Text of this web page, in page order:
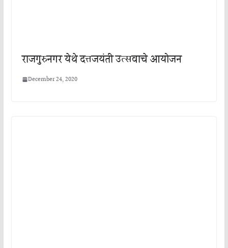
राजगुरुनगर येथे दत्तजयंती उत्सवाचे आयोजन
December 24, 2020